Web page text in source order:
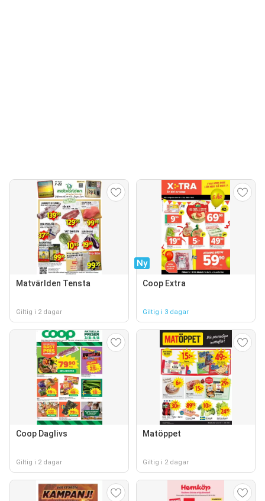
Matvärlden Tensta
Giltig i 2 dagar
Ny
Coop Extra
Giltig i 3 dagar
Coop Daglivs
Giltig i 2 dagar
Matöppet
Giltig i 2 dagar